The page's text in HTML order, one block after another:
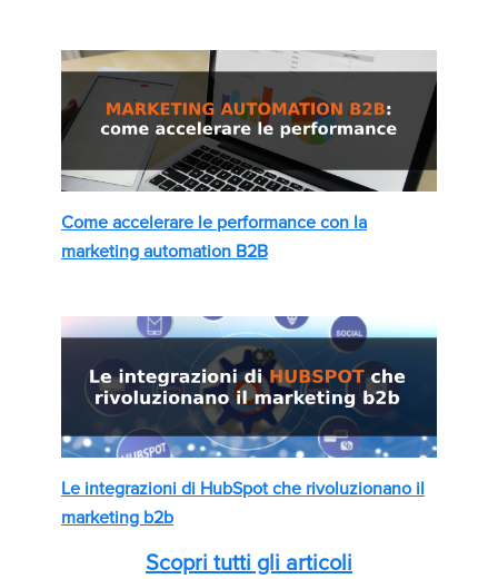
Come accelerare le performance con la
marketing automation B2B
Le integrazioni di HubSpot che rivoluzionano il
marketing b2b
Scopri tutti gli articoli